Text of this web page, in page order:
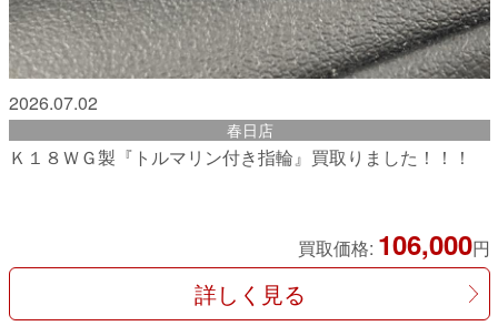
2026.07.02
春日店
Ｋ１８ＷＧ製『トルマリン付き指輪』買取りました！！！
買取価格: 106,000円
詳しく見る